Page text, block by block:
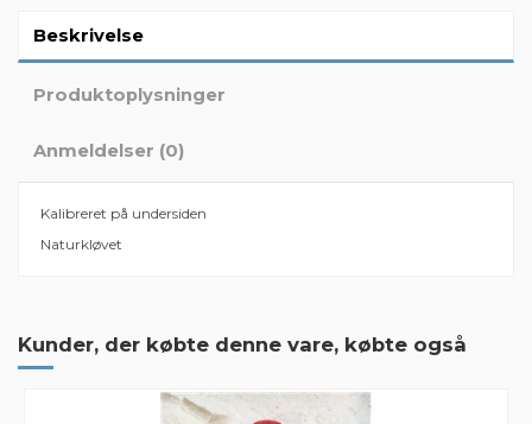
Beskrivelse
Produktoplysninger
Anmeldelser (0)
Kalibreret på undersiden
Naturkløvet
Kunder, der købte denne vare, købte også